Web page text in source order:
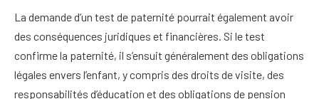
La demande d’un test de paternité pourrait également avoir
des conséquences juridiques et financières. Si le test
confirme la paternité, il s’ensuit généralement des obligations
légales envers l’enfant, y compris des droits de visite, des
responsabilités d’éducation et des obligations de pension